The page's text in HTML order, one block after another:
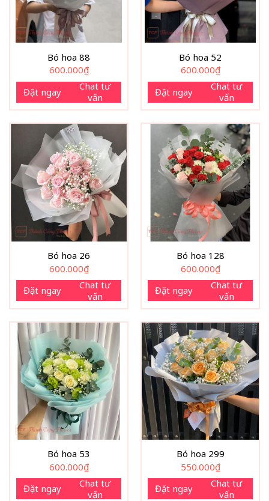
Bó hoa 88
600.000₫
Đặt ngay
Chat tư
vấn
Bó hoa 52
600.000₫
Đặt ngay
Chat tư
vấn
Bó hoa 26
600.000₫
Đặt ngay
Chat tư
vấn
Bó hoa 128
600.000₫
Đặt ngay
Chat tư
vấn
Bó hoa 53
600.000₫
Đặt ngay
Chat tư
vấn
Bó hoa 299
550.000₫
Đặt ngay
Chat tư
vấn